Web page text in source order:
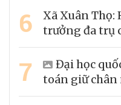
6
Xã Xuân
trưởng đa trụ
7
Đại học
toán giữ chân